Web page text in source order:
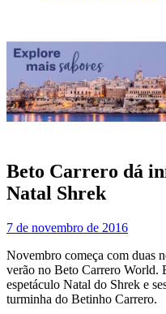
Beto Carrero dá
Natal Shrek
7 de novembro de 2016
Novembro começa com duas
verão no Beto Carrero World.
espetáculo Natal do Shrek e
turminha do Betinho Carrero.